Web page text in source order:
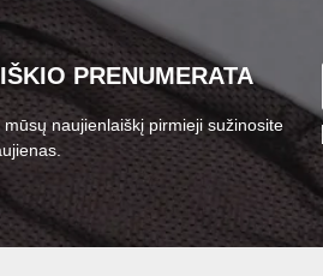
PRENUMERATA
naujienlaiškį pirmieji sužinosite